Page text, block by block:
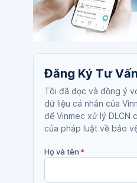
Đăng Ký Tư Vấn
Tôi đã đọc và đồng ý
dữ liệu cá nhân của
để Vinmec xử lý DLCN
của pháp luật về bảo
Họ và tên*